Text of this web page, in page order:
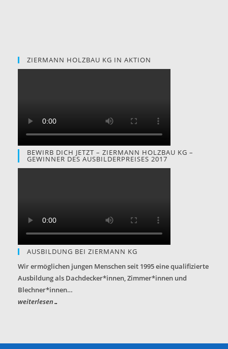
ZIERMANN HOLZBAU KG IN AKTION
BEWIRB DICH JETZT – ZIERMANN HOLZBAU KG –
GEWINNER DES AUSBILDERPREISES 2017
AUSBILDUNG BEI ZIERMANN KG
Wir ermöglichen jungen Menschen seit 1995 eine qualifizierte
Ausbildung als Dachdecker*innen, Zimmer*innen und
Blechner*innen…
weiterlesen…